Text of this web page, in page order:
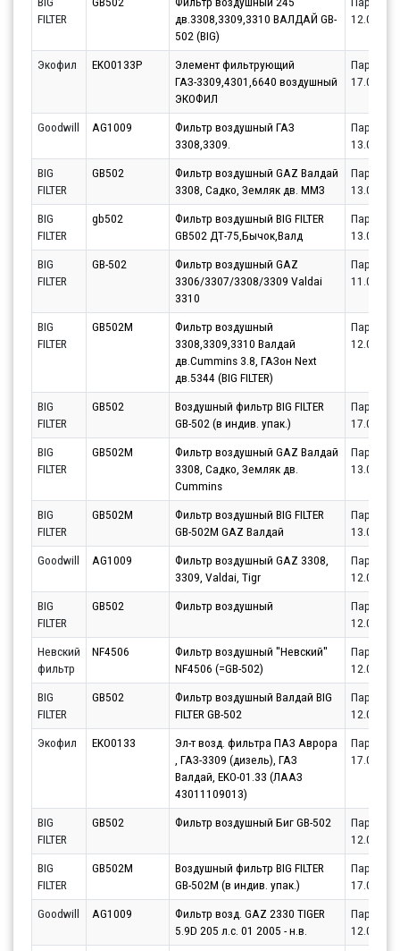
FILTER
дв.3308,3309,3310 ВАЛДАЙ GB-
502 (BIG)
Экофил EKO0133P
Элемент фильтрующий
ГАЗ-3309,4301,6640 воздушный
ЭКОФИЛ
Партнёр
Goodwill AG1009
Фильтр воздушный ГАЗ
3308,3309.
Партнёр
BIG
FILTER
GB502
Фильтр воздушный GAZ Валдай
3308, Садко, Земляк дв. ММЗ
Партнёр
BIG
FILTER
gb502
Фильтр воздушный BIG FILTER
GB502 ДТ-75,Бычок,Валд
Партнёр
BIG
FILTER
GB-502
Фильтр воздушный GAZ
3306/3307/3308/3309 Valdai
3310
Партнёр
BIG
FILTER
GB502M
Фильтр воздушный
3308,3309,3310 Валдай
дв.Cummins 3.8, ГАЗон Next
дв.5344 (BIG FILTER)
Партнёр
BIG
FILTER
GB502
Воздушный фильтр BIG FILTER
GB-502 (в индив. упак.)
Партнёр
BIG
FILTER
GB502M
Фильтр воздушный GAZ Валдай
3308, Садко, Земляк дв.
Cummins
Партнёр
BIG
FILTER
GB502M
Фильтр воздушный BIG FILTER
GB-502M GAZ Валдай
Партнёр
Goodwill
AG1009
Фильтр воздушный GAZ 3308,
3309, Valdai, Tigr
Партнёр
BIG
FILTER
GB502 Фильтр воздушный
Партнёр
Невский
фильтр
NF4506
Фильтр воздушный ''Невский''
NF4506 (=GB-502)
Партнёр
BIG
FILTER
GB502
Фильтр воздушный Валдай BIG
FILTER GB-502
Партнёр
Экофил
EKO0133
Эл-т возд. фильтра ПАЗ Аврора
, ГАЗ-3309 (дизель), ГАЗ
Валдай, EKO-01.33 (ЛААЗ
43011109013)
Партнёр
BIG
FILTER
GB502 Фильтр воздушный Биг GB-502
Партнёр
BIG
FILTER
GB502M
Воздушный фильтр BIG FILTER
GB-502M (в индив. упак.)
Партнёр
Goodwill
AG1009
Фильтр возд. GAZ 2330 TIGER
5.9D 205 л.с. 01 2005 - н.в.
Партнёр